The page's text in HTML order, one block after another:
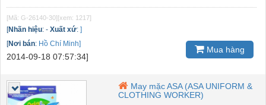
[Mã: G-26140-30][xem: 1217]
[Nhãn hiệu: - Xuất xứ: ]
[Nơi bán: Hồ Chí Minh]
2014-09-18 07:57:34]
Mua hàng
May mặc ASA (ASA UNIFORM &
CLOTHING WORKER)